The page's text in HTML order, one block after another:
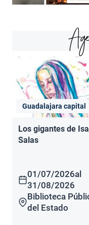
Guadalajara capital
Los gigantes de
Salas
01/07/2026al
31/08/2026
Biblioteca
del Estado